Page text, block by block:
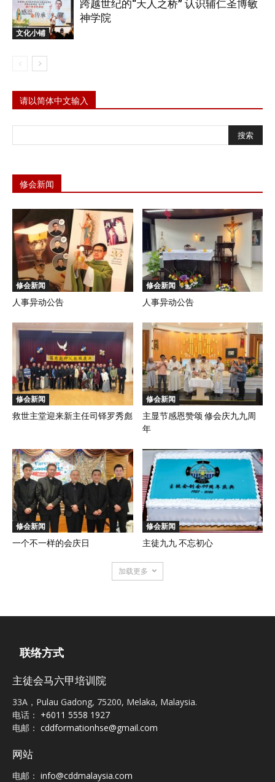
文化小铺
跨越世纪的“天人之桥” 认识辅仁圣博敏
神学院
请以简体中文输入
修会新闻
修会新闻
人事异动公告
修会新闻
人事异动公告
修会新闻
救世主堂迎来新主任司铎罗秀彪
修会新闻
主显节感恩赞颂 修会庆九九周
年
修会新闻
一个不一样的会庆日
修会新闻
主徒九九 不忘初心
加载更多
联络方式
主徒会马六甲培训院
33A，Pulau Gadong, 75200, Melaka, Malaysia.
电话： +6011 5558 1927
电邮： cddformationhse@gmail.com
网站
电邮： info@cddmalaysia.com